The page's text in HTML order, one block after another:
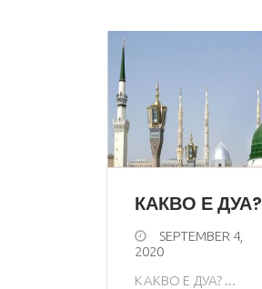
КАКВО Е ДУА?
SEPTEMBER 4,
2020
КАКВО Е ДУА? ...